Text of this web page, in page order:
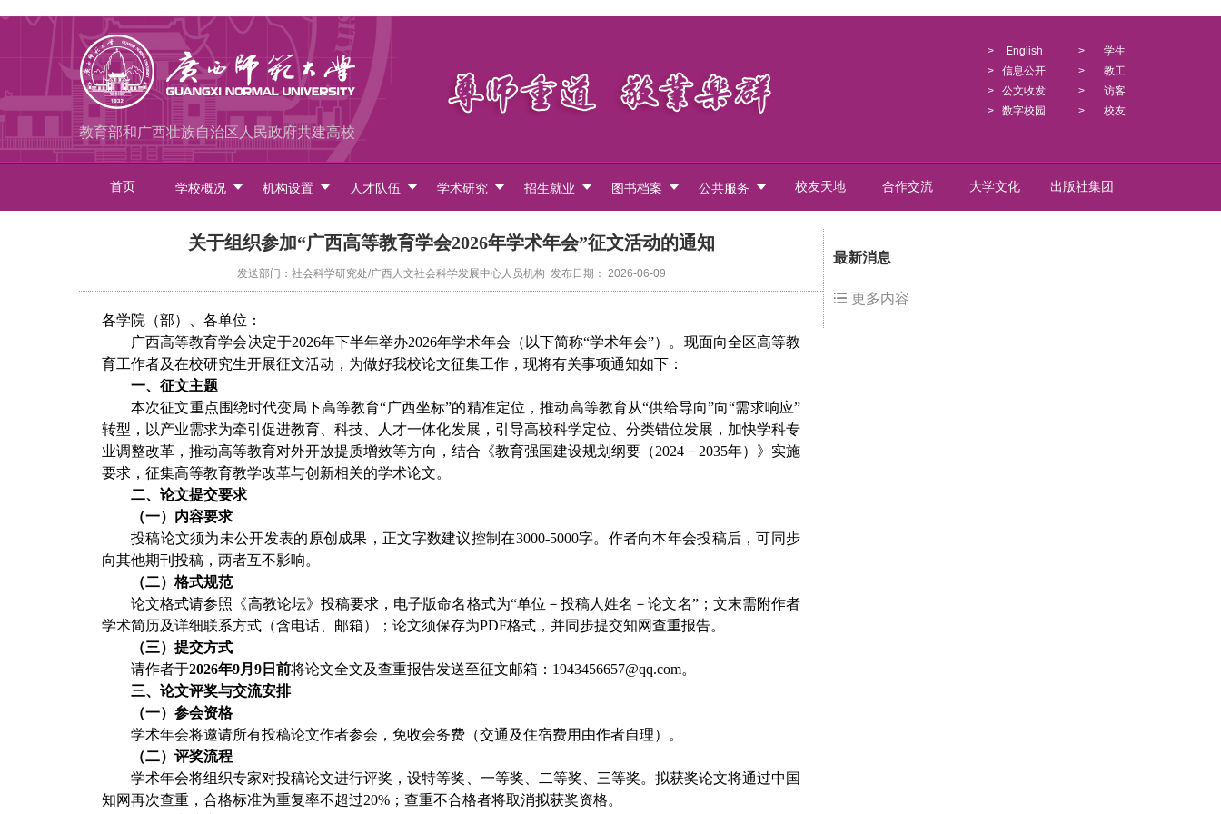
教育部和广西壮族自治区人民政府共建高校
>
English
>
信息公开
>
公文收发
>
数字校园
>
学生
>
教工
>
访客
>
校友
首页 学校概况 机构设置 人才队伍 学术研究 招生就业 图书档案 公共服务 校友天地 合作交流 大学文化 出版社集团
关于组织参加“广西高等教育学会2026年学术年会”征文活动的通知
发送部门：社会科学研究处/广西人文社会科学发展中心人员机构 发布日期： 2026-06-09
各学院（部）、各单位：
广西高等教育学会决定于2026年下半年举办2026年学术年会（以下简称“学术年会”）。现面向全区高等教
育工作者及在校研究生开展征文活动，为做好我校论文征集工作，现将有关事项通知如下：
一、征文主题
本次征文重点围绕时代变局下高等教育“广西坐标”的精准定位，推动高等教育从“供给导向”向“需求响应”
转型，以产业需求为牵引促进教育、科技、人才一体化发展，引导高校科学定位、分类错位发展，加快学科专
业调整改革，推动高等教育对外开放提质增效等方向，结合《教育强国建设规划纲要（2024－2035年）》实施
要求，征集高等教育教学改革与创新相关的学术论文。
二、论文提交要求
（一）内容要求
投稿论文须为未公开发表的原创成果，正文字数建议控制在3000-5000字。作者向本年会投稿后，可同步
向其他期刊投稿，两者互不影响。
（二）格式规范
论文格式请参照《高教论坛》投稿要求，电子版命名格式为“单位－投稿人姓名－论文名”；文末需附作者
学术简历及详细联系方式 （含电话、邮箱）；论文须保存为PDF格式，并同步提交知网查重报告。
（三）提交方式
请作者于2026年9月9日前将论文全文及查重报告发送至征文邮箱： 1943456657@qq.com。
三、论文评奖与交流安排
（一）参会资格
学术年会将邀请所有投稿论文作者参会，免收会务费（交通及住宿费用由作者自理）。
（二）评奖流程
学术年会将组织专家对投稿论文进行评奖，设特等奖、一等奖、二等奖、三等奖。拟获奖论文将通过中国
知网再次查重，合格标准为重复率不超过20%；查重不合格者将取消拟获奖资格。
最新消息
更多内容